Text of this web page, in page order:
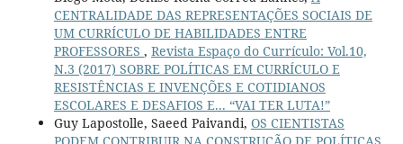
CENTRALIDADE DAS REPRESENTAÇÕES SOCIAIS DE
UM CURRÍCULO DE HABILIDADES ENTRE
PROFESSORES , Revista Espaço do Currículo: Vol.10,
N.3 (2017) SOBRE POLÍTICAS EM CURRÍCULO E
RESISTÊNCIAS E INVENÇÕES E COTIDIANOS
ESCOLARES E DESAFIOS E... “VAI TER LUTA!”
Guy Lapostolle, Saeed Paivandi, OS CIENTISTAS
PODEM CONTRIBUIR NA CONSTRUÇÃO DE POLÍTICAS